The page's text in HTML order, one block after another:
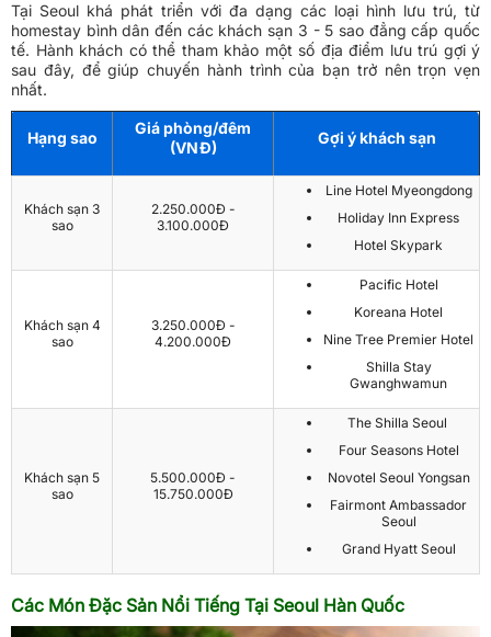
Tại Seoul khá phát triển với đa dạng các loại hình lưu trú, từ
homestay bình dân đến các khách sạn 3 - 5 sao đẳng cấp quốc
tế. Hành khách có thể tham khảo một số địa điểm lưu trú gợi ý
sau đây, để giúp chuyến hành trình của bạn trở nên trọn vẹn
nhất.
Hạng sao
Giá phòng/đêm
(VNĐ)
Gợi ý khách sạn
Khách sạn 3
sao
2.250.000Đ -
3.100.000Đ
Line Hotel Myeongdong
Holiday Inn Express
Hotel Skypark
Khách sạn 4
sao
3.250.000Đ -
4.200.000Đ
Pacific Hotel
Koreana Hotel
Nine Tree Premier Hotel
Shilla Stay
Gwanghwamun
Khách sạn 5
sao
5.500.000Đ -
15.750.000Đ
The Shilla Seoul
Four Seasons Hotel
Novotel Seoul Yongsan
Fairmont Ambassador
Seoul
Grand Hyatt Seoul
Các Món Đặc Sản Nổi Tiếng Tại Seoul Hàn Quốc